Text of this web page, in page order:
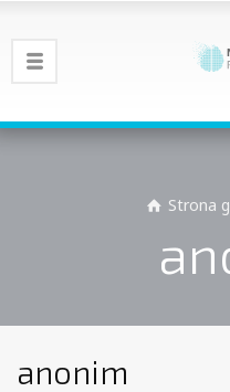
Strona
anonim